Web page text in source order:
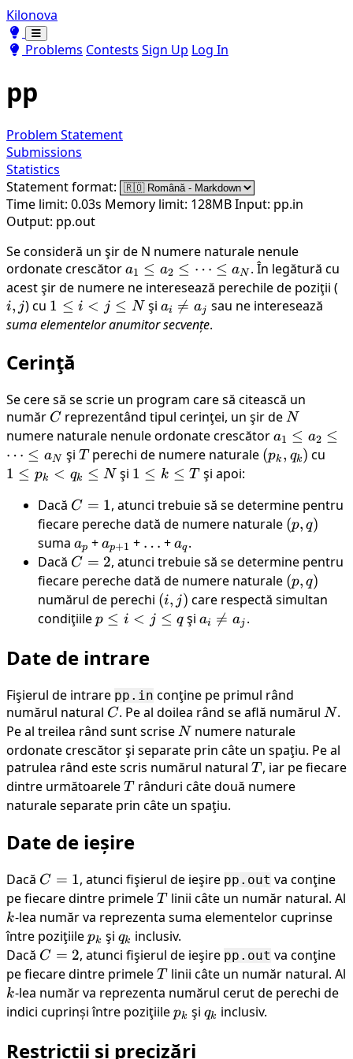
Kilonova
Toggle theme
Toggle theme
Problems Contests Sign Up Log In
pp
Problem Statement
Submissions
Statistics
Statement format:
Time limit: 0.03s Memory limit: 128MBInput: pp.in
Output: pp.out
Se consideră un şir de N numere naturale nenule
ordonate crescătora_1
\leq
a_2
\leq
a1 ≤ a2 ≤ ⋯ ≤ aN . În legătură cu
acest şir de numere ne interesează perechile de poziţii (
i, j) cu 1
\leq
j
\leq
N
1 ≤ i < j ≤ Nşi a_i
\neq
ai 
= aj sau ne interesează
suma elementelor anumitor secvențe.
Cerinţă
Se cere să se scrie un program care să citească un
număr C
C reprezentând tipul cerinţei, un şir deN
N
numere naturale nenule ordonate crescătora_1
\leq
\dots
\leq
a1 ≤ a2 ≤
⋯ ≤ aN şi T
T perechi de numere naturale (p_k,
(pk , qk) cu
<
N
1 ≤ pk < qk ≤ N şi 1
k
\leq
T
1 ≤ k ≤ Tşi apoi:
Dacă C
=
1
C = 1, atunci trebuie să se determine pentru
fiecare pereche dată de numere naturale (p,
(p, q)
suma a_p
ap +a_{p+1}
ap+1 + \dots
… +a_q
aq .
Dacă C
=
2
C = 2, atunci trebuie să se determine pentru
fiecare pereche dată de numere naturale (p,
q)
(p, q)
numărul de perechi (i,
j)
(i, j) care respectă simultan
condiţiilep
i <
\leq
q
p ≤ i < j ≤ q şia_i
ai 
= aj .
Date de intrare
Fişierul de intrare pp.in conţine pe primul rând
numărul natural C
C. Pe al doilea rând se află numărulN
N.
Pe al treilea rând sunt scriseN
N numere naturale
ordonate crescător şi separate prin câte un spaţiu. Pe al
patrulea rând este scris numărul natural T
T , iar pe fiecare
dintre următoareleT
T rânduri câte două numere
naturale separate prin câte un spaţiu.
Date de ieșire
Dacă C
=
1
C = 1, atunci fişierul de ieşire pp.out va conţine
pe fiecare dintre primeleT
T linii câte un număr natural. Al
k
k-lea număr va reprezenta suma elementelor cuprinse
între poziţiilep_k
pk şi q_k
qk inclusiv.
Dacă C
=
2
C = 2, atunci fişierul de ieşire pp.out va conţine
pe fiecare dintre primeleT
T linii câte un număr natural. Al
k
k-lea număr va reprezenta numărul cerut de perechi de
indici cuprinși între poziţiilep_k
pk şi q_k
qk inclusiv.
Restricții și precizări